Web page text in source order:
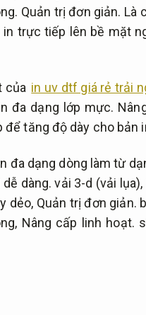
Quản trị đơn giản. Là
in trực tiếp lên bề mặt
của in uv dtf giá rẻ trải
đa dạng lớp mực.
tăng độ dày cho bản
đa dạng dòng làm từ
dễ dàng. vải 3-d (vải lụa),
dẻo, Quản trị đơn giản.
Nâng cấp linh hoạt.